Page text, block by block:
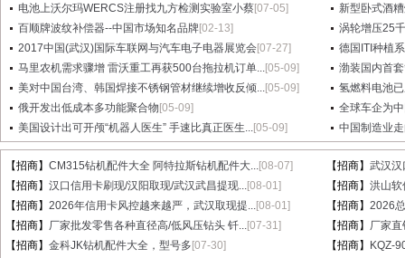
电池上沃尔玛WERCS注册找九方检测实验室小蔡[07-05]
新型卧式酒
百顺牌波纹补偿器--中国市场知名品牌[02-13]
涡轮增压25
2017中国(武汉)国际车联网与汽车电子电器展览会[07-27]
德国ITI种植
马里农机需求骤增 雷沃重工再获500台拖拉机订单...[05-09]
渤装国内首
美对中国台湾、韩国焊接不锈钢管材继续增收反倾...[05-09]
氢燃料电池
俄开发出低成本多功能聚合物 [05-09]
全球车企为
美国设计出可开颅“机器人医生” 手速比真正医生...[05-09] 中国制造业
【招商】 CM315钻机配件大全 阿特拉斯钻机配件大...[08-07] 【招商】 武汉汉
【招商】 汉口信用卡刷现/汉阳取现/武汉武昌提现...[08-01] 【招商】 洪山
【招商】 2026年信用卡风控越来越严，武汉取现提...[08-01] 【招商】 2026
【招商】 厂家批发零售各种直径高/低风压钻头 钎...[07-31] 【招商】 厂家
【招商】 金科JK钻机配件大全，型号多 [07-30] 【招商】
KQZ-